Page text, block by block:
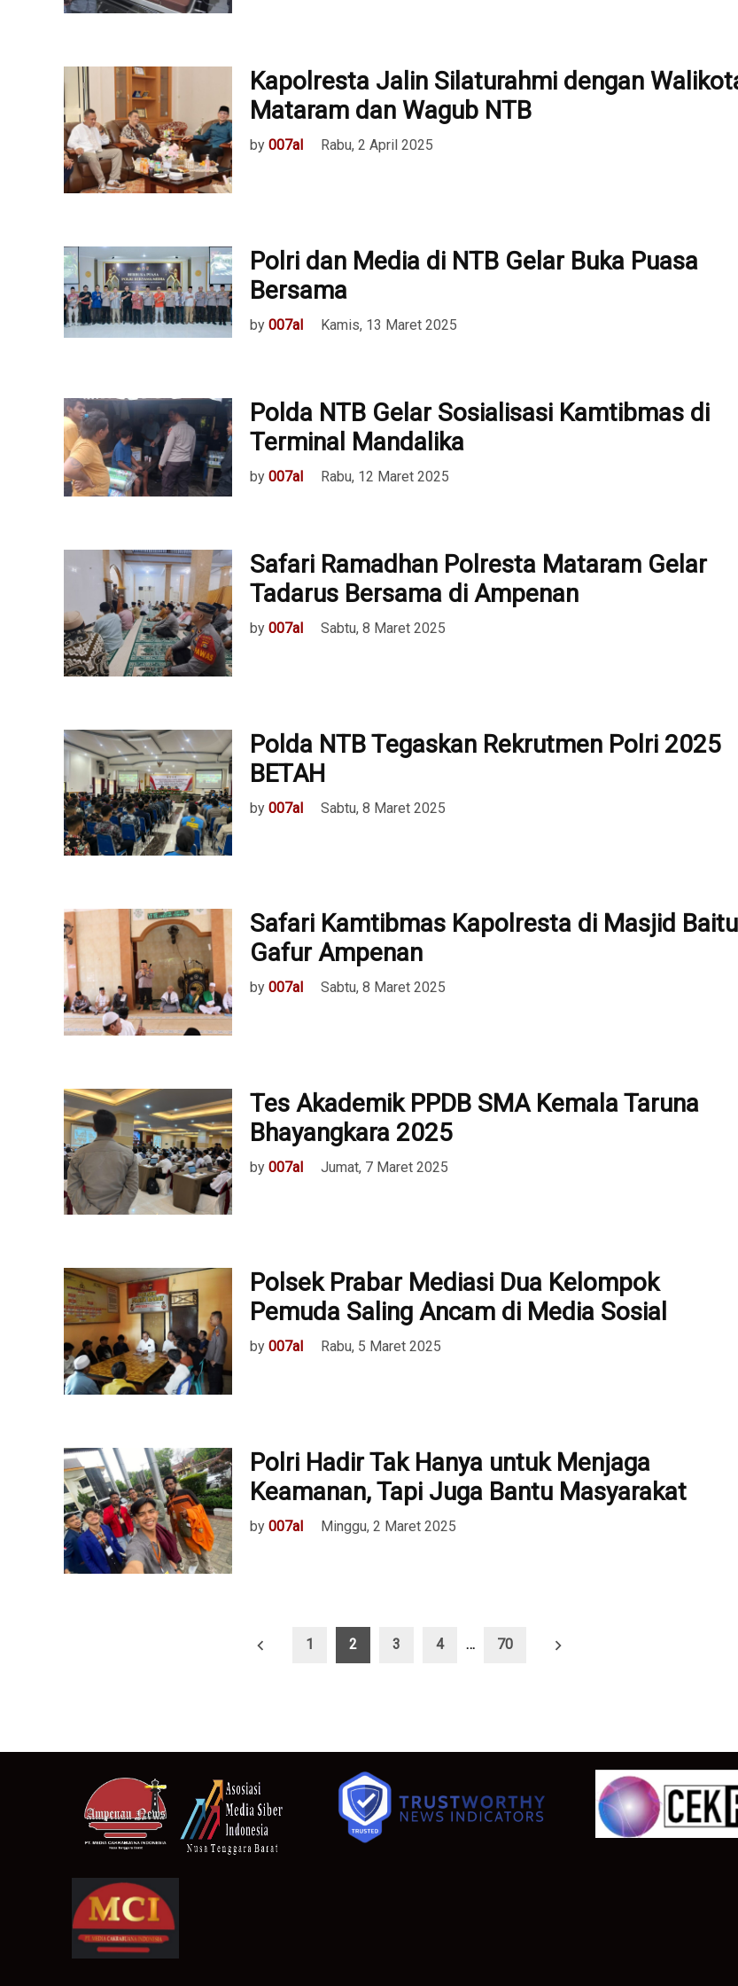
Kapolresta Jalin Silaturahmi dengan
Mataram dan Wagub NTB
by 007al Rabu, 2 April 2025
Polri dan Media di NTB Gelar Buka Puasa
Bersama
by 007al Kamis, 13 Maret 2025
Polda NTB Gelar Sosialisasi Kamtibmas di
Terminal Mandalika
by 007al Rabu, 12 Maret 2025
Safari Ramadhan Polresta Mataram Gelar
Tadarus Bersama di Ampenan
by 007al Sabtu, 8 Maret 2025
Polda NTB Tegaskan Rekrutmen Polri 2025
BETAH
by 007al Sabtu, 8 Maret 2025
Safari Kamtibmas Kapolresta di Masjid Baitul
Gafur Ampenan
by 007al Sabtu, 8 Maret 2025
Tes Akademik PPDB SMA Kemala Taruna
Bhayangkara 2025
by 007al Jumat, 7 Maret 2025
Polsek Prabar Mediasi Dua Kelompok
Pemuda Saling Ancam di Media Sosial
by 007al Rabu, 5 Maret 2025
Polri Hadir Tak Hanya untuk Menjaga
Keamanan, Tapi Juga Bantu Masyarakat
by 007al Minggu, 2 Maret 2025
1 2 3 4 … 70